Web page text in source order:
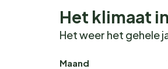
Het klimaat
Het weer het gehele
Maand